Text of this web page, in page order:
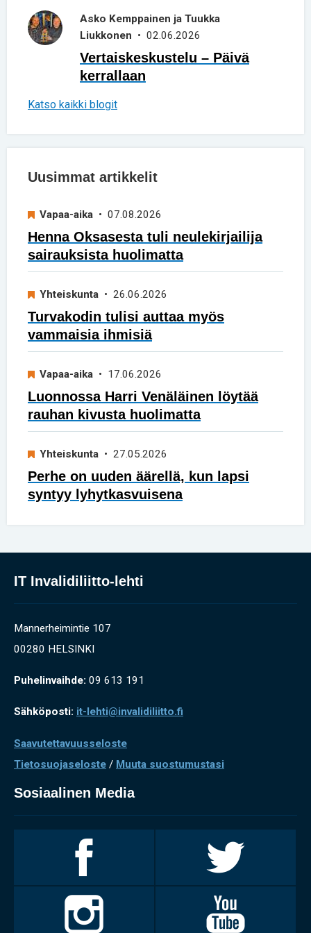
Asko Kemppainen ja Tuukka
Liukkonen • 02.06.2026
Vertaiskeskustelu – Päivä
kerrallaan
Katso kaikki blogit
Uusimmat artikkelit
Vapaa-aika • 07.08.2026
Henna Oksasesta tuli neulekirjailija
sairauksista huolimatta
Yhteiskunta • 26.06.2026
Turvakodin tulisi auttaa myös
vammaisia ihmisiä
Vapaa-aika • 17.06.2026
Luonnossa Harri Venäläinen löytää
rauhan kivusta huolimatta
Yhteiskunta • 27.05.2026
Perhe on uuden äärellä, kun lapsi
syntyy lyhytkasvuisena
IT Invalidiliitto-lehti
Mannerheimintie 107
00280 HELSINKI
Puhelinvaihde: 09 613 191
Sähköposti: it-lehti@invalidiliitto.fi
Saavutettavuusseloste
Tietosuojaseloste / Muuta suostumustasi
Sosiaalinen Media
Facebookissa
Twitterissä
Invalidiliitto
Instagramissa
Youtubessa